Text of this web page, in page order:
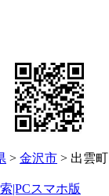
> 金沢市 > 出雲町
|PCスマホ版